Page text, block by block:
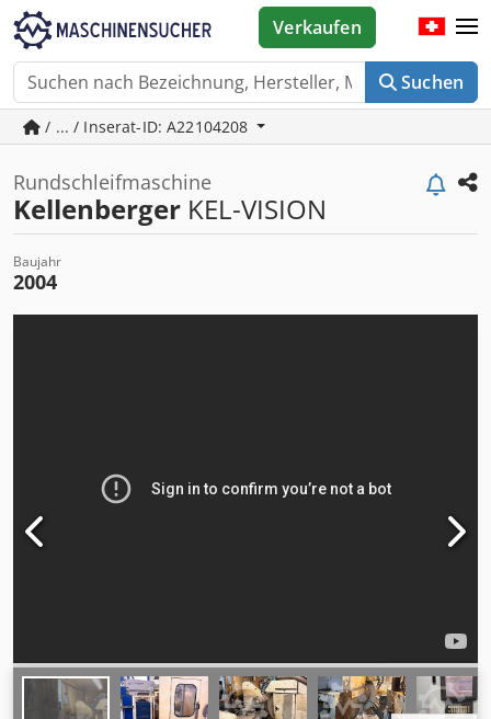
Suchen
Verkaufen
/ ... / Inserat-ID: A22104208
Rundschleifmaschine
Kellenberger KEL-VISION
Baujahr
2004